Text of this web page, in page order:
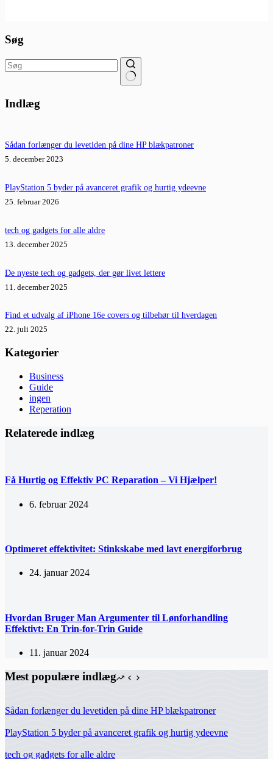
Søg
resultater
Indlæg
Sådan forlænger du levetiden på dine HP blækpatroner
5. december 2023
PlayStation 5 byder på avanceret grafik og hurtig ydeevne
25. februar 2026
tech og gadgets for alle aldre
13. december 2025
De nyeste tech og gadgets, der gør livet lettere
11. december 2025
Find et udvalg af iPhone 16e covers og tilbehør til hverdagen
22. juli 2025
Kategorier
Business
Guide
ingen
Reperation
Relaterede indlæg
Få Hurtig og Effektiv PC Reparation – Vi Hjælper!
6. februar 2024
Optimeret effektivitet: Stinkskabe med lavt energiforbrug
24. januar 2024
Hvordan Bruger Man Argumenter til Lønforhandling
Effektivt: En Trin-for-Trin Guide
11. januar 2024
Mest populære indlæg
Sådan forlænger du levetiden på dine HP blækpatroner
PlayStation 5 byder på avanceret grafik og hurtig ydeevne
tech og gadgets for alle aldre